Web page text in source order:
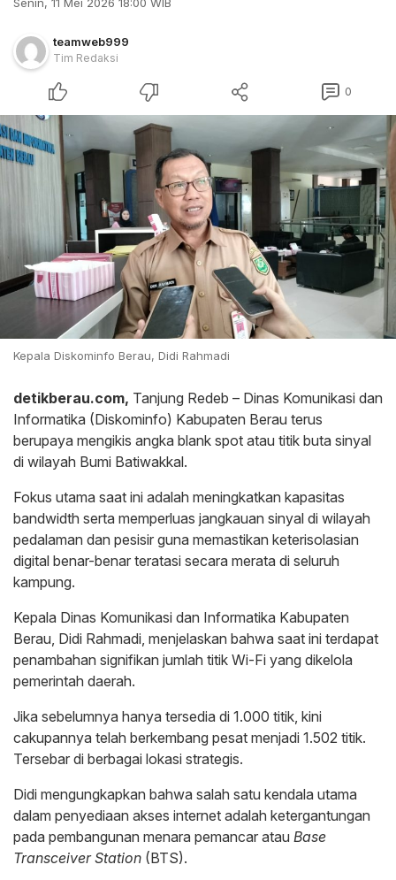
teamweb999
Tim Redaksi
0
Kepala Diskominfo Berau, Didi Rahmadi
detikberau.com, Tanjung Redeb – Dinas Komunikasi dan
Informatika (Diskominfo) Kabupaten Berau terus
berupaya mengikis angka blank spot atau titik buta sinyal
di wilayah Bumi Batiwakkal.
Fokus utama saat ini adalah meningkatkan kapasitas
bandwidth serta memperluas jangkauan sinyal di wilayah
pedalaman dan pesisir guna memastikan keterisolasian
digital benar-benar teratasi secara merata di seluruh
kampung.
Kepala Dinas Komunikasi dan Informatika Kabupaten
Berau, Didi Rahmadi, menjelaskan bahwa saat ini terdapat
penambahan signifikan jumlah titik Wi-Fi yang dikelola
pemerintah daerah.
Jika sebelumnya hanya tersedia di 1.000 titik, kini
cakupannya telah berkembang pesat menjadi 1.502 titik.
Tersebar di berbagai lokasi strategis.
Didi mengungkapkan bahwa salah satu kendala utama
dalam penyediaan akses internet adalah ketergantungan
pada pembangunan menara pemancar atau Base
Transceiver Station (BTS).